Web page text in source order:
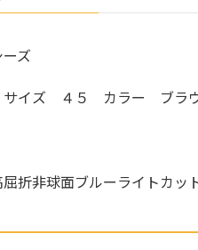
ーズ
サイズ ４５ カラー ブラ
非球面ブルーライトカッ